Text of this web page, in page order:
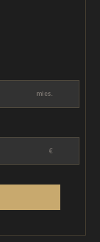
mies.
€